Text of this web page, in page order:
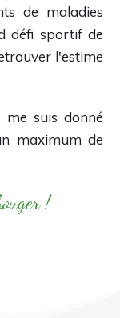
de maladies
défi sportif de
l'estime
me suis donné
maximum de
!